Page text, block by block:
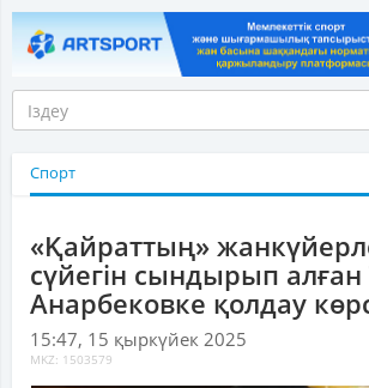
Спорт
«Қайраттың»
сүйегін сындырып алған
Анарбековке қолдау
15:47, 15 қыркүйек 2025
MKZ: 1503579